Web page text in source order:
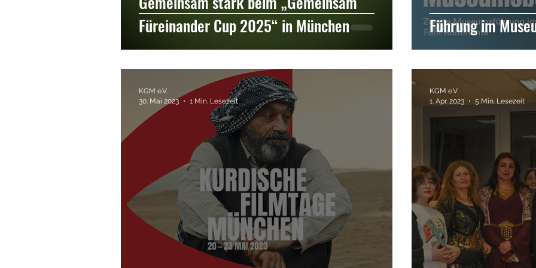
Füreinander Cup 2025“ in München
Führung im
KGM e.V.
30. Mai 2023
1 Min. Lesezeit
KGM e.V.
1. Apr. 2023
5 Min. Lesezeit